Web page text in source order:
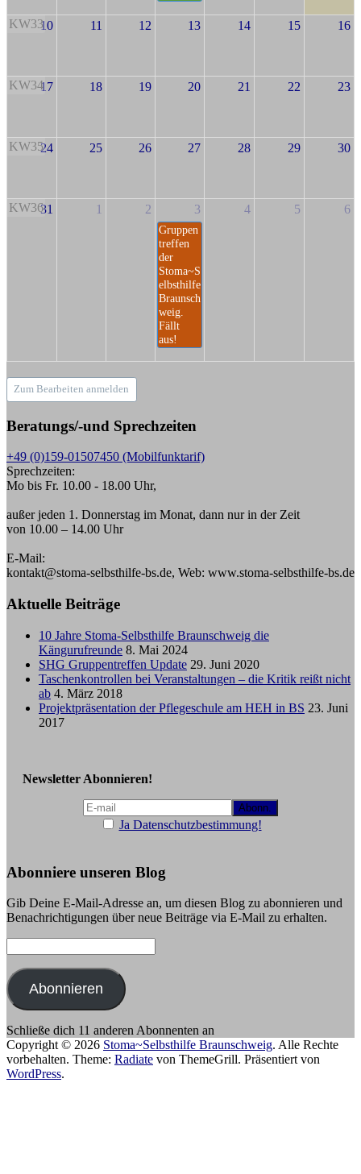
KW3310 11 12 13 14 15 16
KW3417 18 19 20 21 22 23
KW3524 25 26 27 28 29 30
KW3631 1 2 3
Gruppen
treffen
der
Stoma~S
elbsthilfe
Braunsch
weig.
Fällt
aus!
4 5 6
Zum Bearbeiten anmelden
Beratungs/-und Sprechzeiten
+49 (0)159-01507450 (Mobilfunktarif)
Sprechzeiten:
Mo bis Fr. 10.00 - 18.00 Uhr,
außer jeden 1. Donnerstag im Monat, dann nur in der Zeit
von 10.00 – 14.00 Uhr
E-Mail:
kontakt@stoma-selbsthilfe-bs.de, Web: www.stoma-selbsthilfe-bs.de
Aktuelle Beiträge
10 Jahre Stoma-Selbsthilfe Braunschweig die
Kängurufreunde 8. Mai 2024
SHG Gruppentreffen Update 29. Juni 2020
Taschenkontrollen bei Veranstaltungen – die Kritik reißt nicht
ab 4. März 2018
Projektpräsentation der Pflegeschule am HEH in BS 23. Juni
2017
Newsletter Abonnieren!
Ja Datenschutzbestimmung!
Abonniere unseren Blog
Gib Deine E-Mail-Adresse an, um diesen Blog zu abonnieren und
Benachrichtigungen über neue Beiträge via E-Mail zu erhalten.
Mail-
Adresse:
Abonnieren
Schließe dich 11 anderen Abonnenten an
Copyright © 2026 Stoma~Selbsthilfe Braunschweig. Alle Rechte
vorbehalten. Theme: Radiate von ThemeGrill. Präsentiert von
WordPress.